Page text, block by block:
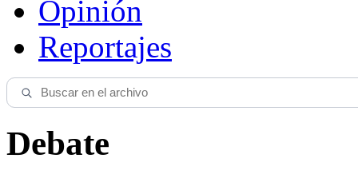
Opinión
Reportajes
Debate